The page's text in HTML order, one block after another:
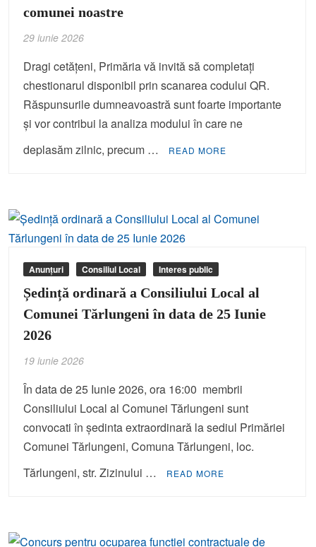
comunei noastre
29 iunie 2026
Dragi cetățeni, Primăria vă invită să completați
chestionarul disponibil prin scanarea codului QR.
Răspunsurile dumneavoastră sunt foarte importante
și vor contribui la analiza modului în care ne
deplasăm zilnic, precum …
READ MORE
Anunțuri Consiliul Local Interes public
Ședință ordinară a Consiliului Local al
Comunei Tărlungeni în data de 25 Iunie
2026
19 iunie 2026
În data de 25 Iunie 2026, ora 16:00 membrii
Consiliului Local al Comunei Tărlungeni sunt
convocati în ședinta extraordinară la sediul Primăriei
Comunei Tărlungeni, Comuna Tărlungeni, loc.
Tărlungeni, str. Zizinului …
READ MORE